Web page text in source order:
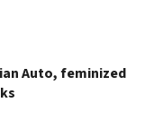
Auto, feminized